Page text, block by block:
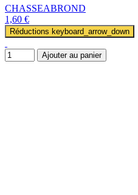
CHASSEABROND
1,60 €
Réductions keyboard_arrow_down
Ajouter au panier